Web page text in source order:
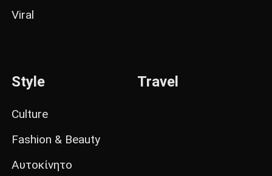
Viral
Style
Culture
Fashion & Beauty
Αυτοκίνητο
Travel